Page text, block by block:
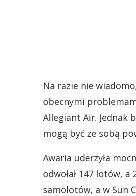
Na razie nie
obecnymi
Allegiant Air. Jednak
mogą być ze sobą
Awaria uderzyła
odwołał 147 lotów,
samolotów, a w Sun